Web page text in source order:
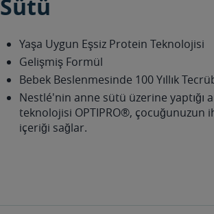
Sütü
Yaşa Uygun Eşsiz Protein Teknolojisi
Gelişmiş Formül
Bebek Beslenmesinde 100 Yıllık
Nestlé'nin anne sütü üzerine
teknolojisi OPTIPRO®, çocuğunuzun
içeriği sağlar.